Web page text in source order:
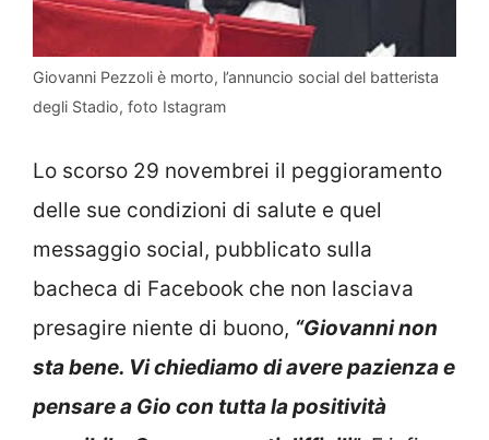
Giovanni Pezzoli è morto, l’annuncio social del batterista
degli Stadio, foto Istagram
Lo scorso 29 novembrei il peggioramento
delle sue condizioni di salute e quel
messaggio social, pubblicato sulla
bacheca di Facebook che non lasciava
presagire niente di buono, “Giovanni non
sta bene. Vi chiediamo di avere pazienza e
pensare a Gio con tutta la positività